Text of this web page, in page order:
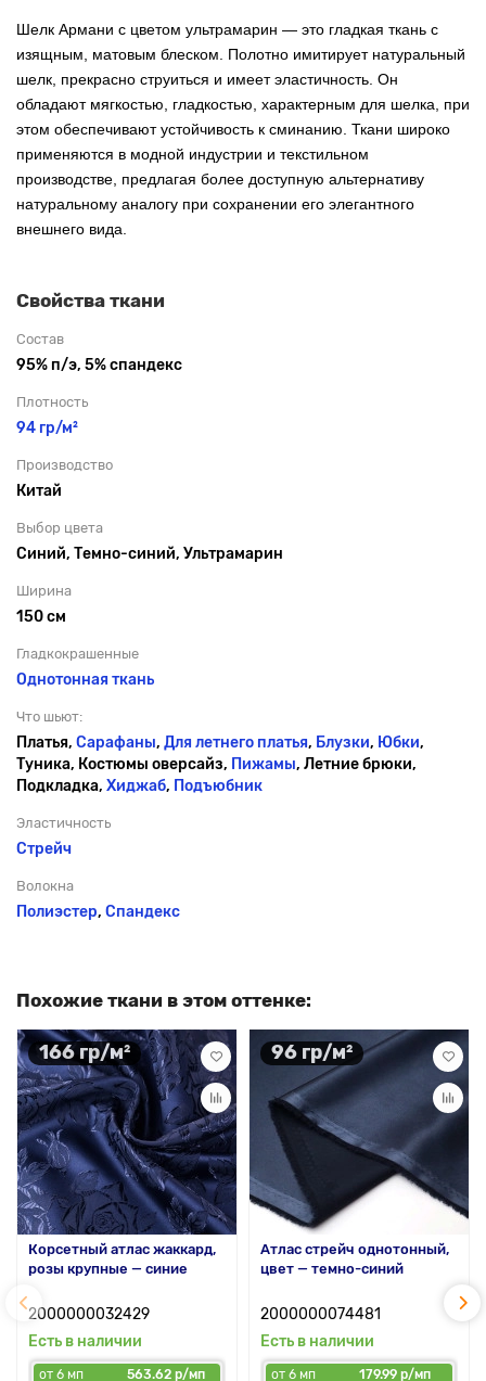
Шелк Армани с цветом ультрамарин — это гладкая ткань с
изящным, матовым блеском. Полотно имитирует натуральный
шелк, прекрасно струиться и имеет эластичность. Он
обладают мягкостью, гладкостью, характерным для шелка, при
этом обеспечивают устойчивость к сминанию. Ткани широко
применяются в модной индустрии и текстильном
производстве, предлагая более доступную альтернативу
натуральному аналогу при сохранении его элегантного
внешнего вида.
Свойства ткани
Состав
95% п/э, 5% спандекс
Плотность
94 гр/м²
Производство
Китай
Выбор цвета
Синий, Темно-синий, Ультрамарин
Ширина
150 см
Гладкокрашенные
Однотонная ткань
Что шьют:
Платья, Сарафаны, Для летнего платья, Блузки, Юбки,
Туника, Костюмы оверсайз, Пижамы, Летние брюки,
Подкладка, Хиджаб, Подъюбник
Эластичность
Стрейч
Волокна
Полиэстер, Спандекс
Похожие ткани в этом оттенке:
166 гр/м²
Корсетный атлас жаккард,
розы крупные — синие
2000000032429
Есть в наличии
от 6 мп 563.62 р/мп
96 гр/м²
Атлас стрейч однотонный,
цвет — темно-синий
2000000074481
Есть в наличии
от 6 мп 179.99 р/мп